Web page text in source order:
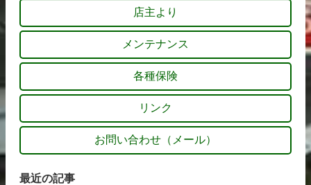
店主より
メンテナンス
各種保険
リンク
お問い合わせ（メール）
最近の記事